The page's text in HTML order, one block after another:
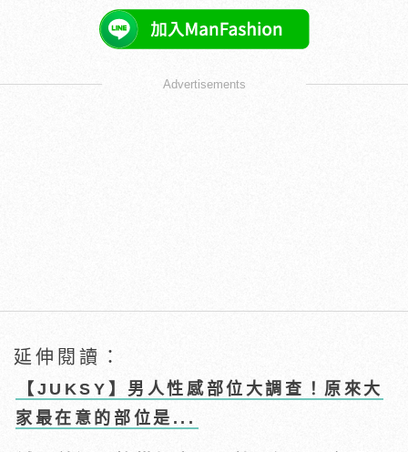
Advertisements
延伸閱讀：
【JUKSY】男人性感部位大調查！原來大
家最在意的部位是...